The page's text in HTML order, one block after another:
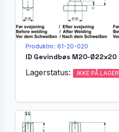
Produktnr.: 61-20-020
Lagerstatus: IKKE PÅ LAGER